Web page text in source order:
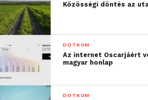
Közösségi döntés az
DOTKOM
Az internet Oscarjáért
magyar honlap
DOTKOM